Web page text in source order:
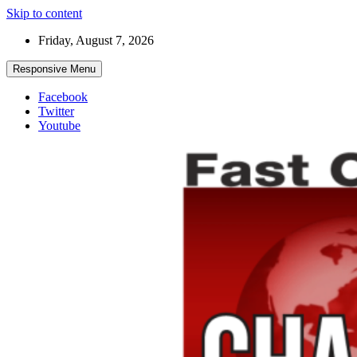
Skip to content
Friday, August 7, 2026
Responsive Menu
Facebook
Twitter
Youtube